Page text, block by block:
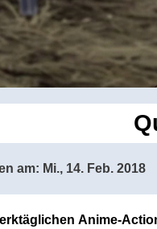
am: Mi., 14. Feb. 2018
Anime-